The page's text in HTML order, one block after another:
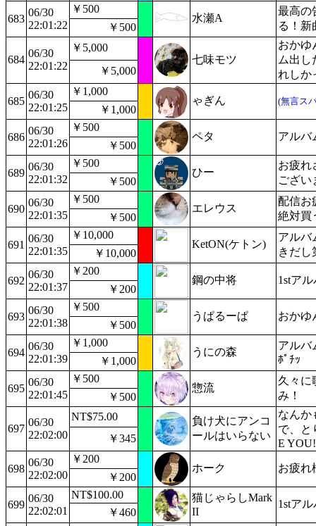
683
06/30
22:01:22
￥500
水瀬A
最高の
る！新
￥500
684
06/30
22:01:22
￥5,000
七味モツ
おかゆ
ム出
れしか
￥5,000
685
06/30
22:01:25
￥1,000
ゃぎん (無言ス
￥1,000
686
06/30
22:01:26
￥500
ペタ アルバ
￥500
689
06/30
22:01:32
￥500
ひー
お疲れ
ござい
￥500
690
06/30
22:01:35
￥500
エレウス
配信お
絶対買
￥500
691
06/30
22:01:35
￥10,000
KetON(ケトン)
アルバ
きだし
￥10,000
692
06/30
22:01:37
￥200
鋼の中将 1stア
￥200
693
06/30
22:01:38
￥500
うぱるーぱ おかゆ
￥500
694
06/30
22:01:39
￥1,000
うにの森
アルバ
ﾎﾟﾁｯ
￥1,000
695
06/30
22:01:45
￥500
惣流
久々に
み！
￥500
697
06/30
22:02:00
NT$75.00
負け犬にアンコ
ールはいらない
なんか
で、と
E YOU!
￥345
698
06/30
22:02:00
￥200
ホーク お疲れ
￥200
699
06/30
22:02:01
NT$100.00
猫じゃらしMark
II
1stア
￥460